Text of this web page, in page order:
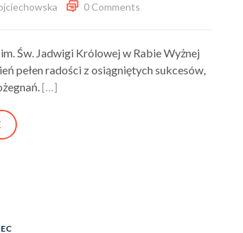
0 Comments
Św. Jadwigi Królowej w Rabie Wyżnej
pełen radości z osiągniętych sukcesów,
[…]